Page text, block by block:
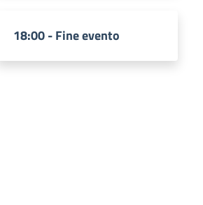
18:00 - Fine evento